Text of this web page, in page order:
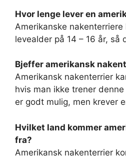
Hvor lenge lever en
Amerikanske
levealder på 14 – 16 år, så
Bjeffer amerikansk
Amerikansk nakenterrier
hvis man ikke trener
er godt mulig, men krever
Hvilket land kommer
fra?
Amerikansk nakenterrier